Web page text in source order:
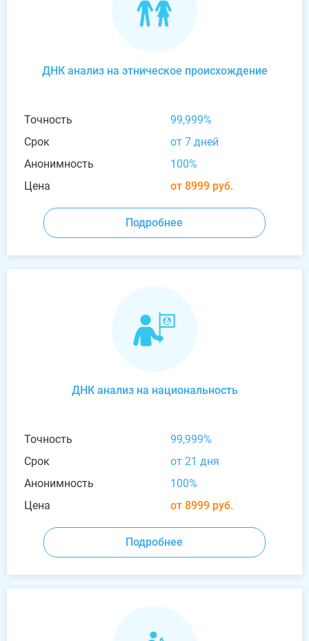
ДНК анализ на этническое происхождение
Точность
99,999%
Срок
от 7 дней
Анонимность
100%
Цена
от 8999 руб.
Подробнее
ДНК анализ на национальность
Точность
99,999%
Срок
от 21 дня
Анонимность
100%
Цена
от 8999 руб.
Подробнее